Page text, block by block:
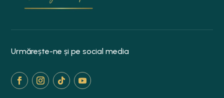
Urmărește-ne și pe social media